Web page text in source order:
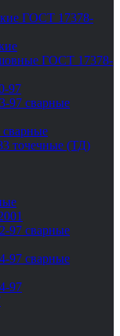
ГОСТ 17378-
ГОСТ 17378-
97
97 сварные
точечные (ТД)
97 сварные
97 сварные
97